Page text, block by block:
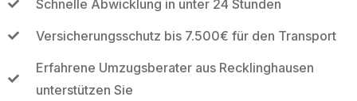
Schnelle Abwicklung in unter 24 Stunden
Versicherungsschutz bis 7.500€ für den Transport
Erfahrene Umzugsberater aus Recklinghausen
unterstützen Sie